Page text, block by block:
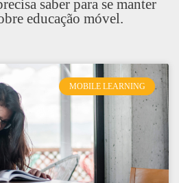
saber para se manter
educação móvel.
MOBILE LEARNING